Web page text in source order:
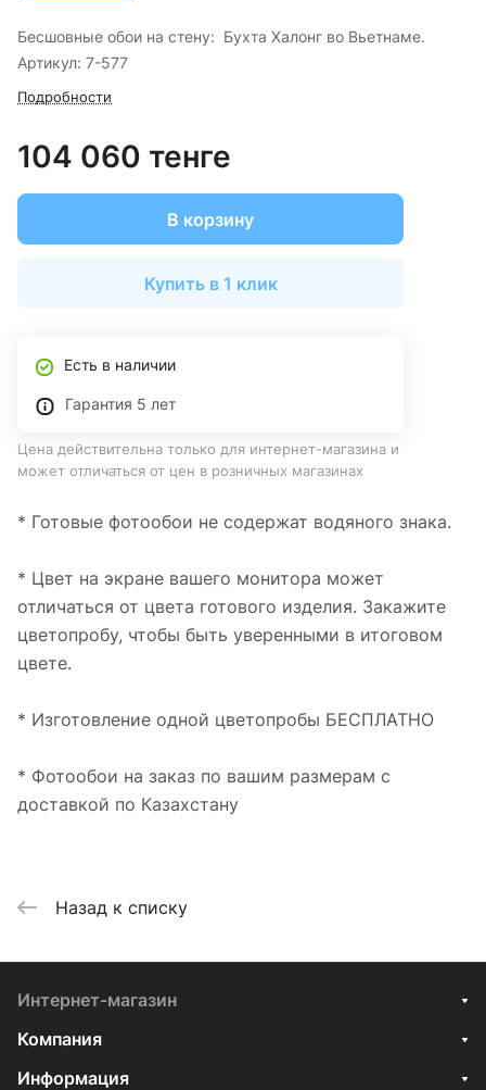
Бесшовные обои на стену: Бухта Халонг во Вьетнаме.
Артикул: 7-577
Подробности
104 060 тенге
В корзину
Купить в 1 клик
Есть в наличии
Гарантия 5 лет
Цена действительна только для интернет-магазина и
может отличаться от цен в розничных магазинах
* Готовые фотообои не содержат водяного знака.
* Цвет на экране вашего монитора может
отличаться от цвета готового изделия. Закажите
цветопробу, чтобы быть уверенными в итоговом
цвете.
* Изготовление одной цветопробы БЕСПЛАТНО
* Фотообои на заказ по вашим размерам с
доставкой по Казахстану
Назад к списку
Интернет-магазин
Компания
Информация